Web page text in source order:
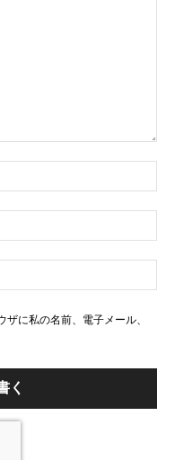
前
メ
ー
ェ
に私の名前、電子メール、